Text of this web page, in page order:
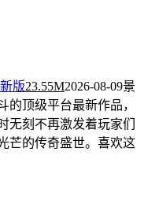
版23.55M2026-08-09景
的顶级平台最新作品，
无刻不再激发着玩家们
芒的传奇盛世。喜欢这